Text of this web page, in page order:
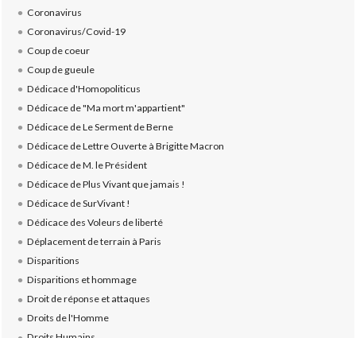
Coronavirus
Coronavirus/Covid-19
Coup de coeur
Coup de gueule
Dédicace d'Homopoliticus
Dédicace de "Ma mort m'appartient"
Dédicace de Le Serment de Berne
Dédicace de Lettre Ouverte à Brigitte Macron
Dédicace de M. le Président
Dédicace de Plus Vivant que jamais !
Dédicace de SurVivant !
Dédicace des Voleurs de liberté
Déplacement de terrain à Paris
Disparitions
Disparitions et hommage
Droit de réponse et attaques
Droits de l'Homme